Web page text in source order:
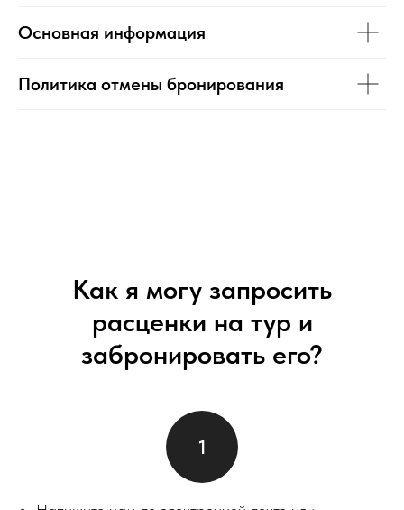
Основная информация
Политика отмены бронирования
Как я могу запросить
расценки на тур и
забронировать его?